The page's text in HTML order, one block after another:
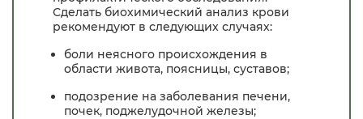
Сделать биохимический анализ крови
рекомендуют в следующих случаях:
боли неясного происхождения в
области живота, поясницы, суставов;
подозрение на заболевания печени,
почек, поджелудочной железы;